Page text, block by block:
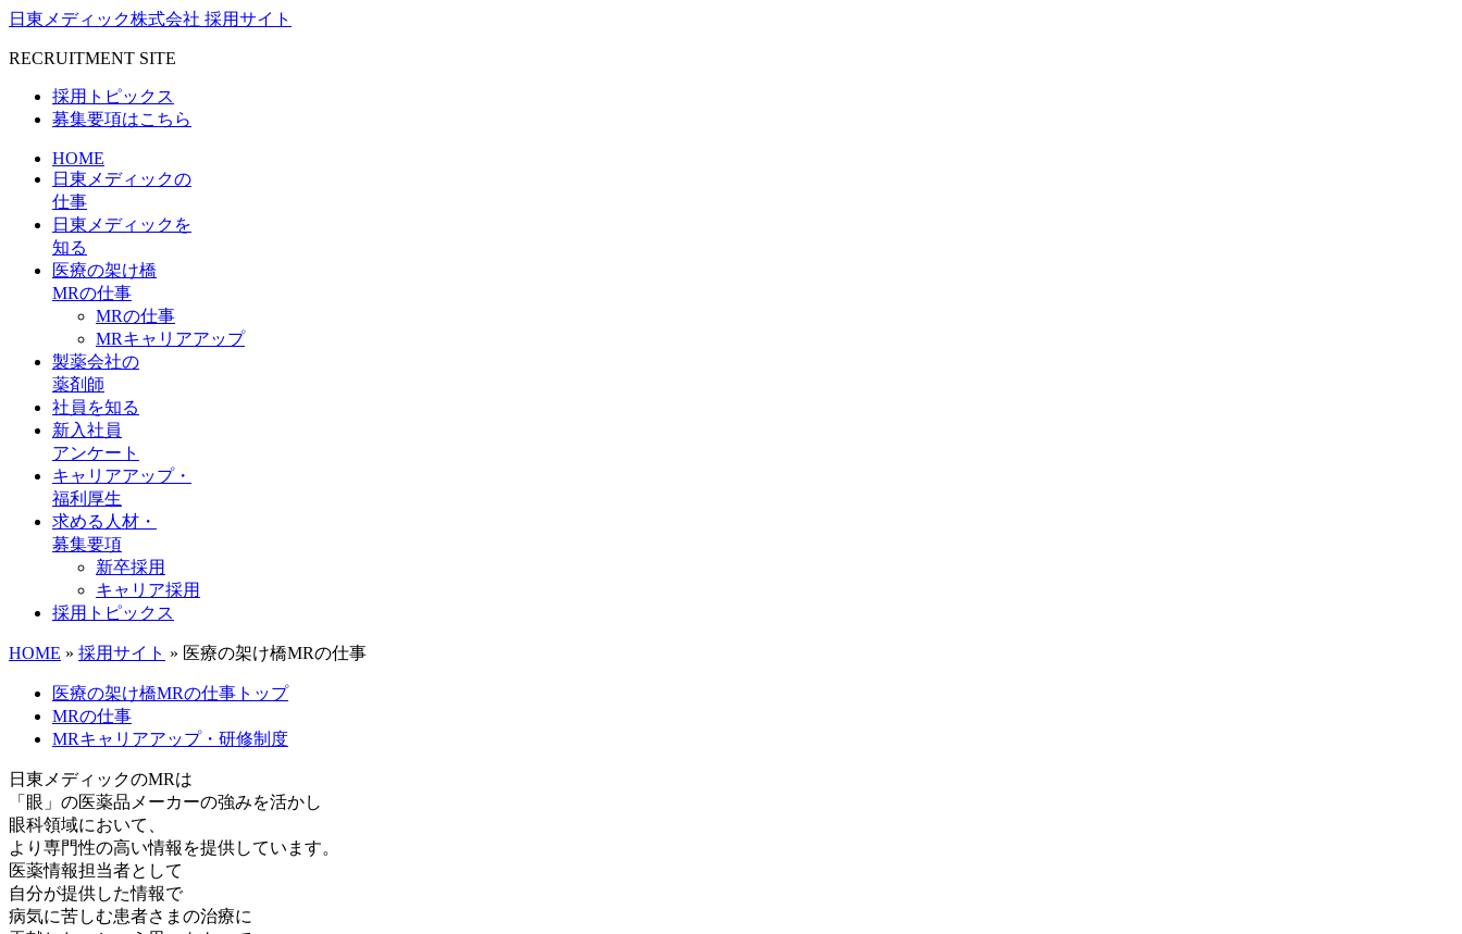
日東メディック株式会社 採用サイト
RECRUITMENT SITE
採用トピックス
募集要項はこちら
HOME
日東メディックの
仕事
日東メディックを
知る
医療の架け橋
MRの仕事
MRの仕事
MRキャリアアップ
製薬会社の
薬剤師
社員を知る
新入社員
アンケート
キャリアアップ・
福利厚生
求める人材・
募集要項
新卒採用
キャリア採用
採用トピックス
HOME » 採用サイト » 医療の架け橋MRの仕事
医療の架け橋MRの仕事トップ
MRの仕事
MRキャリアアップ・研修制度
日東メディックのMRは
「眼」の医薬品メーカーの強みを活かし
眼科領域において、
より専門性の高い情報を提供しています。
医薬情報担当者として
自分が提供した情報で
病気に苦しむ患者さまの治療に